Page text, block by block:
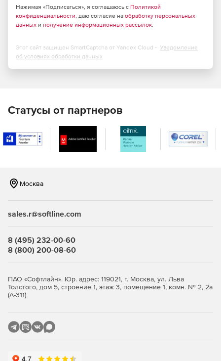
Обработка всех типов документов: первичные
бухгалтерские, кадровые, документы кредитного
досье, нетиповые документы,
Возможность подключать любые локальные
Нажимая «Подписаться», я соглашаюсь с Политикой
конфиденциальности, даю согласие на обработку персональных
данных и получение информационных рассылок.
Этот сайт защищен SmartCaptcha от Yandex Cloud - Уведомление
об условиях обработки данных
Статусы от партнеров
Москва
sales.r@softline.com
8 (495) 232-00-60
8 (800) 200-08-60
ПАО «Софтлайн». Юр. адрес: 119021, г. Москва, ул. Льва
Толстого, дом 5, строение 1, этаж 3, помещение 1, комн. № 2, 2а
(А-311)